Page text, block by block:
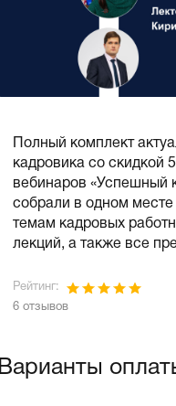
Полный комплект
кадровика со скидкой
вебинаров «Успешный
собрали в одном
темам кадровых
лекций, а также все
Рейтинг:
6 отзывов
Варианты